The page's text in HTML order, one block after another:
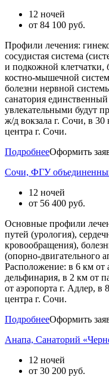
12 ночей
от 84 100 руб.
Профили лечения:
сосудистая система
и подкожной клетчатки,
костно-мышечной
болезни нервной
санатория
увлекательными будут
ж/д вокзала г. Сочи, в 30
центра г. Сочи.
ПодробнееОформить
Сочи, ФГУ
12 ночей
от 56 400 руб.
Основные профили
путей (урология),
кровообращения),
(опорно-двигательного
Расположение: в 6 км от
дельфинария, в 2 км от
от аэропорта г. Адлер, в
центра г. Сочи.
ПодробнееОформить
Анапа, Санаторий
12 ночей
от 30 200 руб.